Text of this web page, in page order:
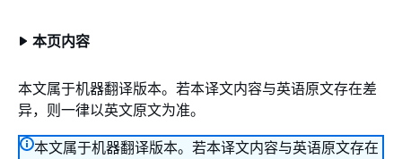
本页内容
本文属于机器翻译版本。若本译文内容与英语原文存在差
异，则一律以英文原文为准。
本文属于机器翻译版本。若本译文内容与英语原文存在